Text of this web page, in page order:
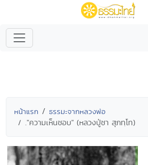
หน้าแรก ธรรมะจากหลวงพ่อ
."ความเห็นชอบ" (หลวงปู่ชา สุภทฺโท)